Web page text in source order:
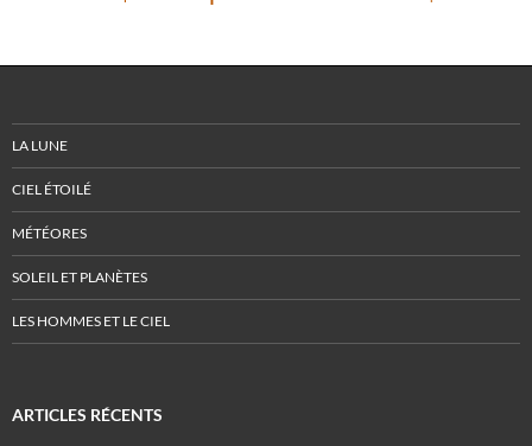
LA LUNE
CIEL ÉTOILÉ
MÉTÉORES
SOLEIL ET PLANÈTES
LES HOMMES ET LE CIEL
ARTICLES RÉCENTS